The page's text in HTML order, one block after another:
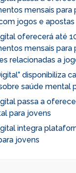
mensais para
jogos e apostas
oferecerá até
mensais para
relacionadas a
disponibiliza
saúde mental
passa a
para jovens
integra
jovens